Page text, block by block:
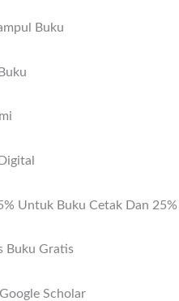
Buku
Untuk Buku Cetak Dan
Buku Gratis
Scholar